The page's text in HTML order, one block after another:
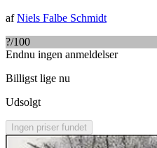
afNiels Falbe Schmidt
?/100
Endnu ingen anmeldelser
Billigst lige nu
Udsolgt
Ingen priser fundet